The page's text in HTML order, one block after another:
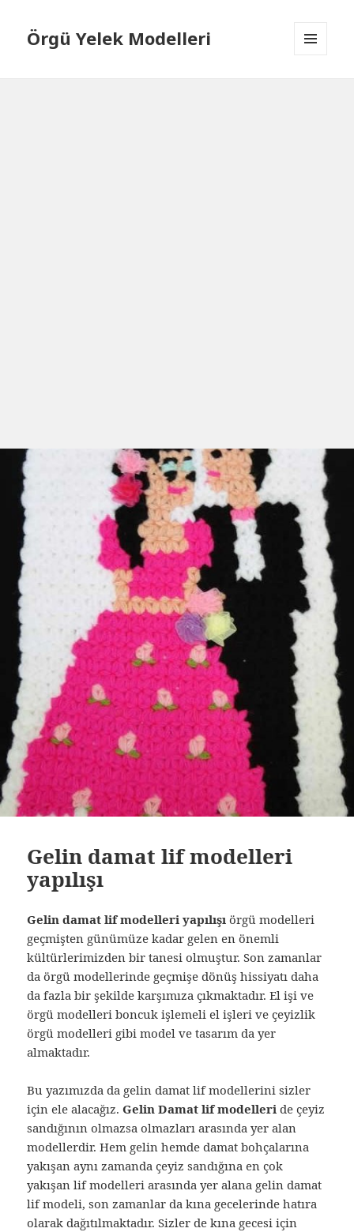
Örgü Yelek Modelleri
Gelin damat lif modelleri
yapılışı
Gelin damat lif modelleri yapılışı örgü modelleri
geçmişten günümüze kadar gelen en önemli
kültürlerimizden bir tanesi olmuştur. Son zamanlar
da örgü modellerinde geçmişe dönüş hissiyatı daha
da fazla bir şekilde karşımıza çıkmaktadır. El işi ve
örgü modelleri boncuk işlemeli el işleri ve çeyizlik
örgü modelleri gibi model ve tasarım da yer
almaktadır.
Bu yazımızda da gelin damat lif modellerini sizler
için ele alacağız.Gelin Damat lif modelleride çeyiz
sandığının olmazsa olmazları arasında yer alan
modellerdir. Hem gelin hemde damat bohçalarına
yakışan aynı zamanda çeyiz sandığına en çok
yakışan lif modelleri arasında yer alana gelin damat
lif modeli, son zamanlar da kına gecelerinde hatıra
olarak dağıtılmaktadır. Sizler de kına gecesi için